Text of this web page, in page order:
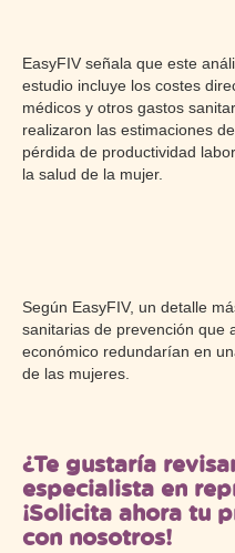
EasyFIV señala que este
estudio incluye los costes
médicos y otros gastos
realizaron las estimaciones
pérdida de productividad
la salud de la mujer.
Según EasyFIV, un detalle
sanitarias de prevención que
económico redundarían en
de las mujeres.
¿Te gustaría
especialista en
¡Solicita ahora tu
con nosotros!